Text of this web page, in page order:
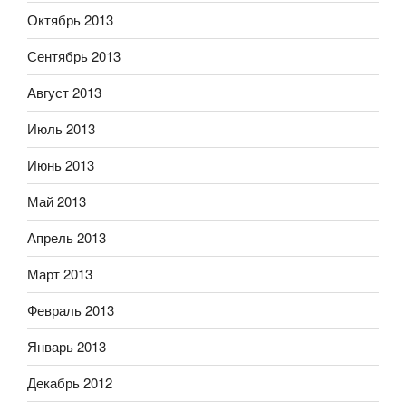
Октябрь 2013
Сентябрь 2013
Август 2013
Июль 2013
Июнь 2013
Май 2013
Апрель 2013
Март 2013
Февраль 2013
Январь 2013
Декабрь 2012